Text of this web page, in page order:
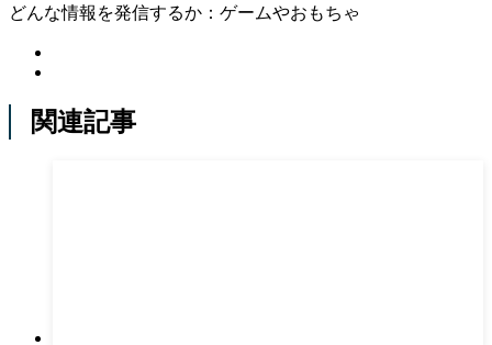
どんな情報を発信するか：ゲームやおもちゃ
関連記事